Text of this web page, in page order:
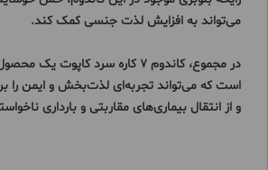
می‌تواند به افزایش لذت جنسی کمک کند.
در مجموع، کاندوم 7 کاره سرد کاپوت
است که می‌تواند تجربه‌ای لذت‌بخش و ایمن را
و از انتقال بیماری‌های مقاربتی و بارداری